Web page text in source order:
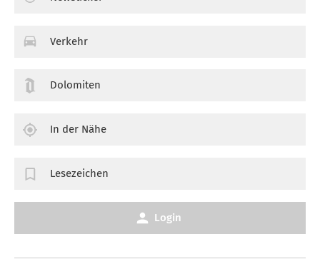
Verkehr
Dolomiten
In der Nähe
Lesezeichen
Login